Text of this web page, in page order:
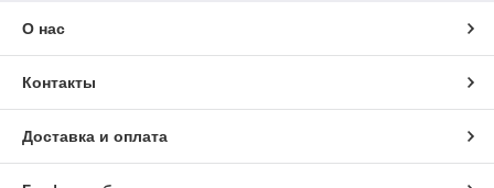
О нас
Контакты
Доставка и оплата